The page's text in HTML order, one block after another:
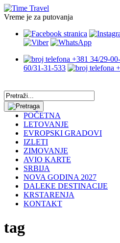
Vreme je za putovanja
+381 34/29-
60/31-31-533
POČETNA
LETOVANJE
EVROPSKI GRADOVI
IZLETI
ZIMOVANJE
AVIO KARTE
SRBIJA
NOVA GODINA 2027
DALEKE DESTINACIJE
KRSTARENJA
KONTAKT
tag